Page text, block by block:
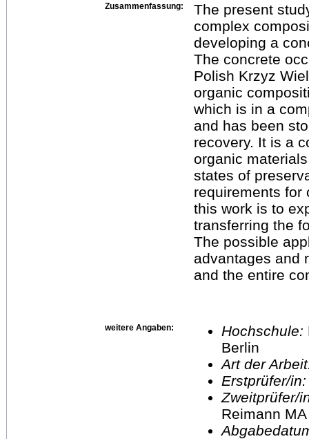
Zusammenfassung:
The present
complex
developing a
The concrete
Polish Krzyz
organic
which is in a
and has been
recovery. It is a
organic
states of
requirements for
this work is to
transferring the
The possible
advantages and
and the entire
weitere Angaben: Hochschule:
Berlin
Art der
Erstprüfer/
Reimann MA